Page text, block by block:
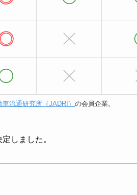
車流通研究所（JADRI） の会員企業。
しました。